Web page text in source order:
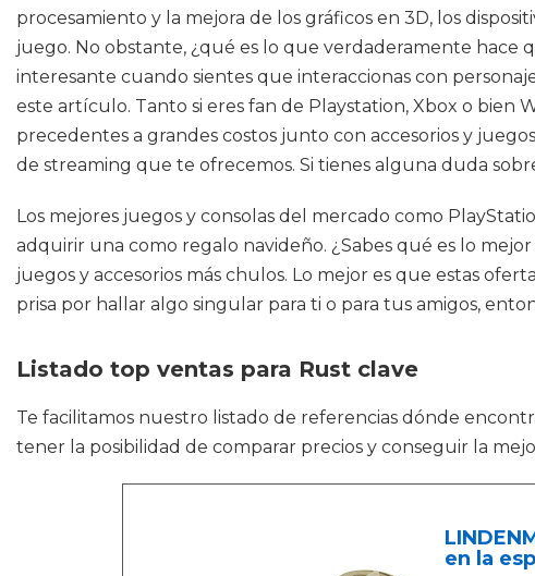
procesamiento y la mejora de los gráficos en 3D, los
juego. No obstante, ¿qué es lo que verdaderamente hace
interesante cuando sientes que interaccionas con
este artículo. Tanto si eres fan de Playstation, Xbox o bien
precedentes a grandes costos junto con accesorios y
de streaming que te ofrecemos. Si tienes alguna duda
Los mejores juegos y consolas del mercado como
adquirir una como regalo navideño. ¿Sabes qué es lo
juegos y accesorios más chulos. Lo mejor es que estas
prisa por hallar algo singular para ti o para tus amigos,
Listado top ventas para Rust clave
Te facilitamos nuestro listado de referencias dónde
tener la posibilidad de comparar precios y conseguir la
en la